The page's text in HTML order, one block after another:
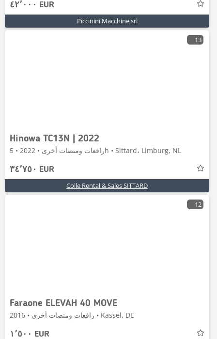
٤٢٬٠٠٠ EUR
Piccinini Macchine srl
13
Hinowa TC13N | 2022
رافعات ومنصات أخرى • 2022 • 5h • Sittard، Limburg, NL
٣٤٬٧٥٠ EUR
Colle Rental & Sales SITTARD
12
Faraone ELEVAH 40 MOVE
رافعات ومنصات أخرى • 2016 • Kassel, DE
١٬٥٠٠ EUR